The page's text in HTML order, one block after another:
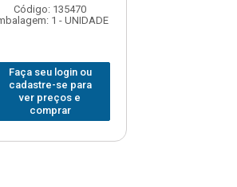
Código: 135470
1 - UNIDADE
Faça seu login ou
cadastre-se para
ver preços e
comprar